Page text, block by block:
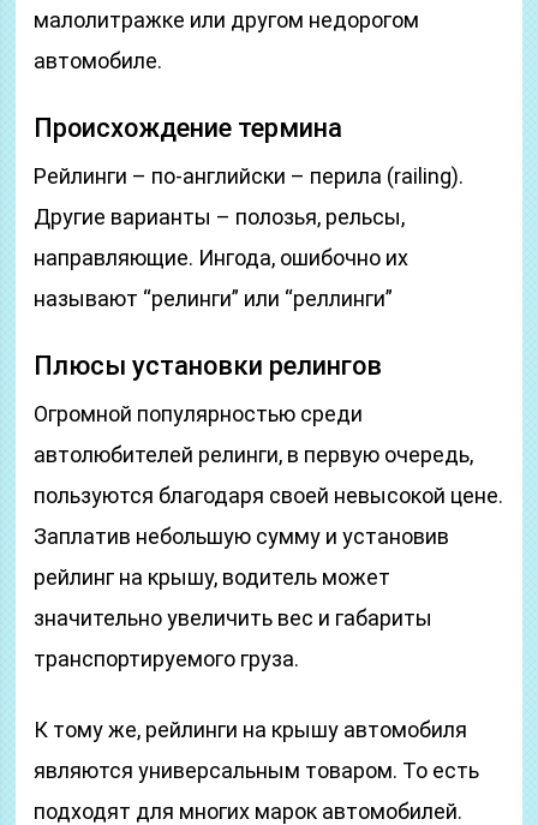
малолитражке или другом недорогом
автомобиле.
Происхождение термина
Рейлинги – по-английски – перила (railing).
Другие варианты – полозья, рельсы,
направляющие. Ингода, ошибочно их
называют “релинги” или “реллинги”
Плюсы установки релингов
Огромной популярностью среди
автолюбителей релинги, в первую очередь,
пользуются благодаря своей невысокой цене.
Заплатив небольшую сумму и установив
рейлинг на крышу, водитель может
значительно увеличить вес и габариты
транспортируемого груза.
К тому же, рейлинги на крышу автомобиля
являются универсальным товаром. То есть
подходят для многих марок автомобилей.